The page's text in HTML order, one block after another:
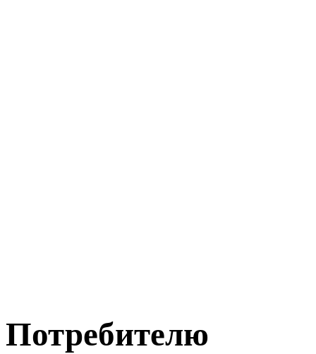
Потребителю